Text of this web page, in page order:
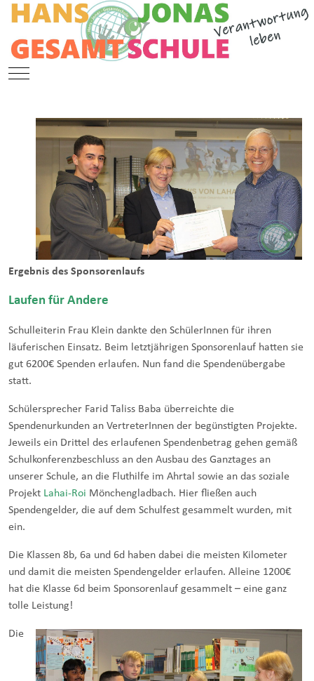
Mobile Menu Toggle
Ergebnis des Sponsorenlaufs
Laufen für Andere
Schulleiterin Frau Klein dankte den SchülerInnen für ihren
läuferischen Einsatz. Beim letztjährigen Sponsorenlauf hatten sie
gut 6200€ Spenden erlaufen. Nun fand die Spendenübergabe
statt.
Schülersprecher Farid Taliss Baba überreichte die
Spendenurkunden an VertreterInnen der begünstigten Projekte.
Jeweils ein Drittel des erlaufenen Spendenbetrag gehen gemäß
Schulkonferenzbeschluss an den Ausbau des Ganztages an
unserer Schule, an die Fluthilfe im Ahrtal sowie an das soziale
Projekt Lahai-Roi Mönchengladbach. Hier fließen auch
Spendengelder, die auf dem Schulfest gesammelt wurden, mit
ein.
Die Klassen 8b, 6a und 6d haben dabei die meisten Kilometer
und damit die meisten Spendengelder erlaufen. Alleine 1200€
hat die Klasse 6d beim Sponsorenlauf gesammelt – eine ganz
tolle Leistung!
Die